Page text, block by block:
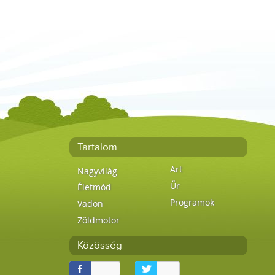
Tartalom
Nagyvilág
Életmód
Vadon
Zöldmotor
Art
Űr
Programok
Közösség